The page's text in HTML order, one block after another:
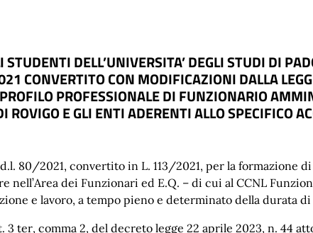
DELL’UNIVERSITA’ DEGLI STUDI DI
CONVERTITO CON MODIFICAZIONI DALLA
PROFESSIONALE DI FUNZIONARIO
E GLI ENTI ADERENTI ALLO SPECIFICO
80/2021, convertito in L. 113/2021, per la formazione
nell’Area dei Funzionari ed E.Q. – di cui al CCNL
e lavoro, a tempo pieno e determinato della durata di
ter, comma 2, del decreto legge 22 aprile 2023, n. 44